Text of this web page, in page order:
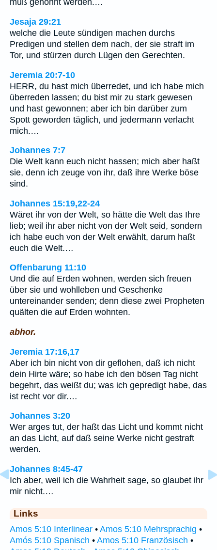
muß gehöhnt werden.…
Jesaja 29:21
welche die Leute sündigen machen durchs
Predigen und stellen dem nach, der sie straft im
Tor, und stürzen durch Lügen den Gerechten.
Jeremia 20:7-10
HERR, du hast mich überredet, und ich habe mich
überreden lassen; du bist mir zu stark gewesen
und hast gewonnen; aber ich bin darüber zum
Spott geworden täglich, und jedermann verlacht
mich.…
Johannes 7:7
Die Welt kann euch nicht hassen; mich aber haßt
sie, denn ich zeuge von ihr, daß ihre Werke böse
sind.
Johannes 15:19,22-24
Wäret ihr von der Welt, so hätte die Welt das Ihre
lieb; weil ihr aber nicht von der Welt seid, sondern
ich habe euch von der Welt erwählt, darum haßt
euch die Welt.…
Offenbarung 11:10
Und die auf Erden wohnen, werden sich freuen
über sie und wohlleben und Geschenke
untereinander senden; denn diese zwei Propheten
quälten die auf Erden wohnten.
abhor.
Jeremia 17:16,17
Aber ich bin nicht von dir geflohen, daß ich nicht
dein Hirte wäre; so habe ich den bösen Tag nicht
begehrt, das weißt du; was ich gepredigt habe, das
ist recht vor dir.…
Johannes 3:20
Wer arges tut, der haßt das Licht und kommt nicht
an das Licht, auf daß seine Werke nicht gestraft
werden.
Johannes 8:45-47
Ich aber, weil ich die Wahrheit sage, so glaubet ihr
mir nicht.…
Links
Amos 5:10 Interlinear • Amos 5:10 Mehrsprachig •
Amós 5:10 Spanisch • Amos 5:10 Französisch •